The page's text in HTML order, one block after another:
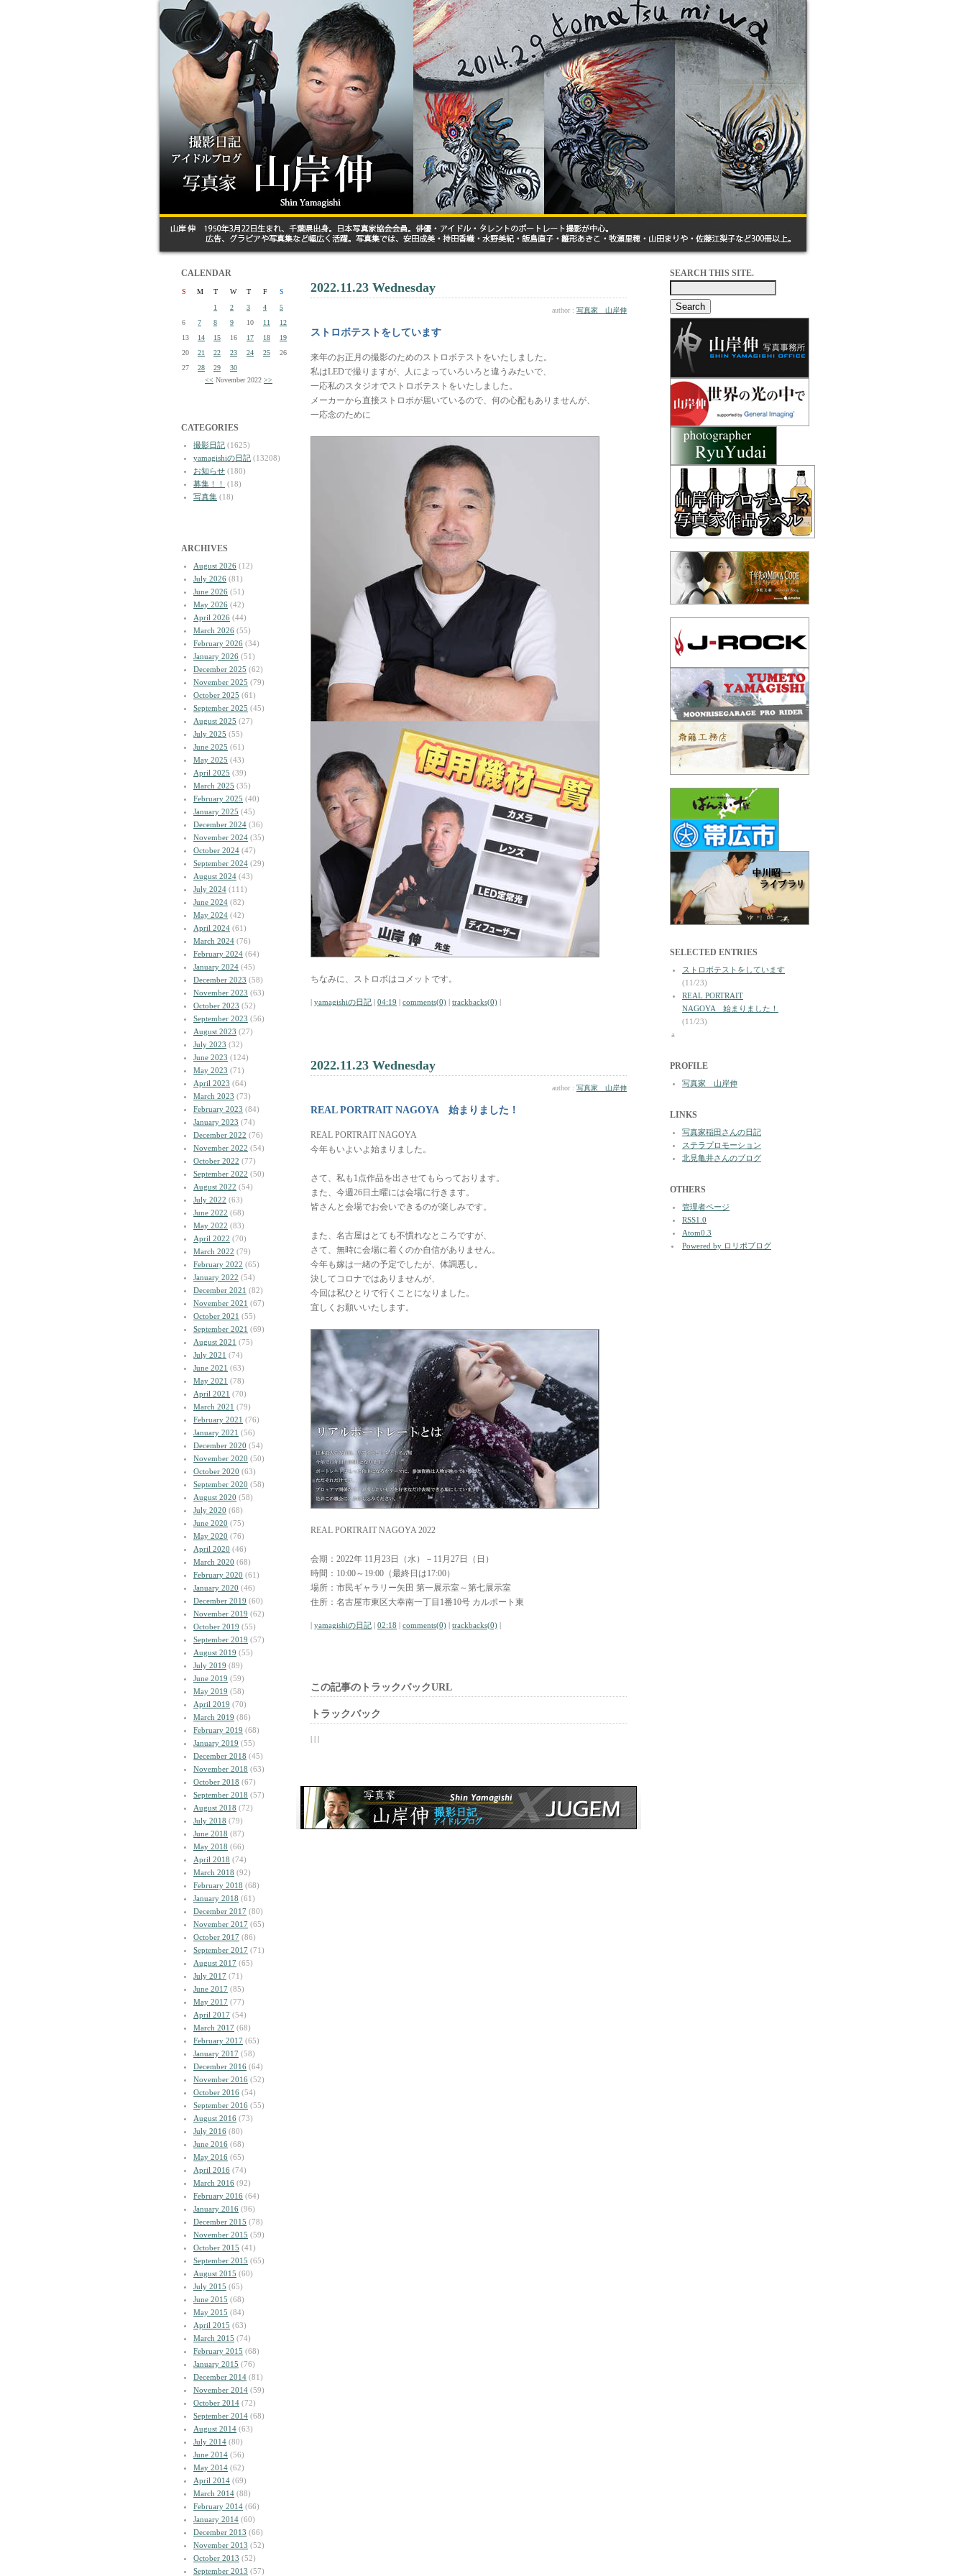
CALENDAR
S M T W T F
S
1
2 3 4
5
6
7 8 9 10 11
12
13
14 15 16 17 18
19
20
21 22 23 24 25
26
27
28 29
30
<< November 2022 >>
CATEGORIES
撮影日記 (1625)
yamagishiの日記 (13208)
お知らせ (180)
募集！！
(18)
写真集 (18)
ARCHIVES
August 2026 (12)
July 2026 (81)
June 2026 (51)
May 2026 (42)
April 2026 (44)
March 2026 (55)
February 2026 (34)
January 2026 (51)
December 2025 (62)
November 2025 (79)
October 2025 (61)
September 2025 (45)
August 2025 (27)
July 2025 (55)
June 2025 (61)
May 2025 (43)
April 2025 (39)
March 2025 (35)
February 2025 (40)
January 2025 (45)
December 2024 (36)
November 2024 (35)
October 2024 (47)
September 2024 (29)
August 2024 (43)
July 2024 (111)
June 2024 (82)
May 2024 (42)
April 2024 (61)
March 2024 (76)
February 2024 (64)
January 2024 (45)
December 2023 (58)
November 2023 (63)
October 2023 (52)
September 2023 (56)
August 2023 (27)
July 2023 (32)
June 2023 (124)
May 2023 (71)
April 2023 (64)
March 2023 (73)
February 2023 (84)
January 2023 (74)
December 2022 (76)
November 2022 (54)
October 2022 (77)
September 2022 (50)
August 2022 (54)
July 2022 (63)
June 2022 (68)
May 2022 (83)
April 2022 (70)
March 2022 (79)
February 2022 (65)
January 2022 (54)
December 2021 (82)
November 2021 (67)
October 2021 (55)
September 2021 (69)
August 2021 (75)
July 2021 (74)
June 2021 (63)
May 2021 (78)
April 2021 (70)
March 2021 (79)
February 2021 (76)
January 2021 (56)
December 2020 (54)
November 2020 (50)
October 2020 (63)
September 2020 (58)
August 2020 (58)
July 2020 (68)
June 2020 (75)
May 2020 (76)
April 2020 (46)
March 2020 (68)
February 2020 (61)
January 2020 (46)
December 2019 (60)
November 2019 (62)
October 2019 (55)
September 2019 (57)
August 2019 (55)
July 2019 (89)
June 2019 (59)
May 2019 (58)
April 2019 (70)
March 2019 (86)
February 2019 (68)
January 2019 (55)
December 2018 (45)
November 2018 (63)
October 2018 (67)
September 2018 (57)
August 2018 (72)
July 2018 (79)
June 2018 (87)
May 2018 (66)
April 2018 (74)
March 2018 (92)
February 2018 (68)
January 2018 (61)
December 2017 (80)
November 2017 (65)
October 2017 (86)
September 2017 (71)
August 2017 (65)
July 2017 (71)
June 2017 (85)
May 2017 (77)
April 2017 (54)
March 2017 (68)
February 2017 (65)
January 2017 (58)
December 2016 (64)
November 2016 (52)
October 2016 (54)
September 2016 (55)
August 2016 (73)
July 2016 (80)
June 2016 (68)
May 2016 (65)
April 2016 (74)
March 2016 (92)
February 2016 (64)
January 2016 (96)
December 2015 (78)
November 2015 (59)
October 2015 (41)
September 2015 (65)
August 2015 (60)
July 2015 (65)
June 2015 (68)
May 2015 (84)
April 2015 (63)
March 2015 (74)
February 2015 (68)
January 2015 (76)
December 2014 (81)
November 2014 (59)
October 2014 (72)
September 2014 (68)
August 2014 (63)
July 2014 (80)
June 2014 (56)
May 2014 (62)
April 2014 (69)
March 2014 (88)
February 2014 (66)
January 2014 (60)
December 2013 (66)
November 2013 (52)
October 2013 (52)
September 2013 (57)
2022.11.23 Wednesday
author : 写真家 山岸伸
ストロボテストをしています
来年のお正月の撮影のためのストロボテストをいたしました。
私はLEDで撮りますが、人によっていろいろと違うみたいで、
一応私のスタジオでストロボテストをいたしました。
メーカーから直接ストロボが届いているので、何の心配もありませんが、
一応念のために
ちなみに、ストロボはコメットです。
| yamagishiの日記 | 04:19 | comments(0) | trackbacks(0) |
2022.11.23 Wednesday
author : 写真家 山岸伸
REAL PORTRAIT NAGOYA 始まりました！
REAL PORTRAIT NAGOYA
今年もいよいよ始まりました。
さて、私も1点作品を出させてもらっております。
また、今週26日土曜には会場に行きます。
皆さんと会場でお会いできるのが楽しみです。
また、名古屋はとても不慣れなところですが、
さて、無時に会場に着くのか自信がありません。
今年も嫁は一緒の予定でしたが、体調悪し。
決してコロナではありませんが、
今回は私ひとりで行くことになりました。
宜しくお願いいたします。
REAL PORTRAIT NAGOYA 2022
会期：2022年 11月23日（水）－11月27日（日）
時間：10:00～19:00（最終日は17:00）
場所：市民ギャラリー矢田 第一展示室～第七展示室
住所：名古屋市東区大幸南一丁目1番10号 カルポート東
| yamagishiの日記 | 02:18 | comments(0) | trackbacks(0) |
この記事のトラックバックURL
トラックバック
| | |
SEARCH THIS SITE.
SELECTED ENTRIES
ストロボテストをしています
(11/23)
REAL PORTRAIT
NAGOYA 始まりました！
(11/23)
a
PROFILE
写真家 山岸伸
LINKS
写真家稲田さんの日記
ステラプロモーション
北見亀井さんのブログ
OTHERS
管理者ページ
RSS1.0
Atom0.3
Powered by ロリポブログ